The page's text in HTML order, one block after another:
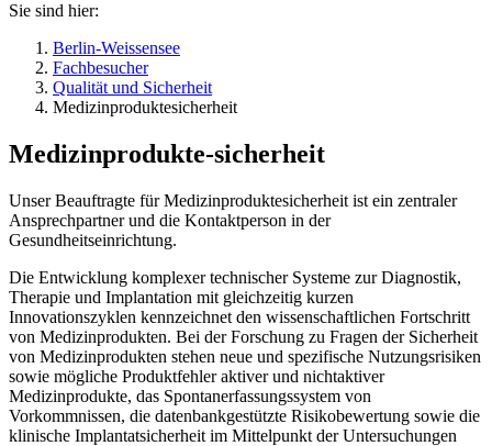
Sie sind hier:
Berlin-Weissensee
Fachbesucher
Qualität und Sicherheit
Medizinproduktesicherheit
Medizinprodukte-sicherheit
Unser Beauftragte für Medizinproduktesicherheit ist ein zentraler
Ansprechpartner und die Kontaktperson in der
Gesundheitseinrichtung.
Die Entwicklung komplexer technischer Systeme zur Diagnostik,
Therapie und Implantation mit gleichzeitig kurzen
Innovationszyklen kennzeichnet den wissenschaftlichen Fortschritt
von Medizinprodukten. Bei der Forschung zu Fragen der Sicherheit
von Medizinprodukten stehen neue und spezifische Nutzungsrisiken
sowie mögliche Produktfehler aktiver und nichtaktiver
Medizinprodukte, das Spontanerfassungssystem von
Vorkommnissen, die datenbankgestützte Risikobewertung sowie die
klinische Implantatsicherheit im Mittelpunkt der Untersuchungen